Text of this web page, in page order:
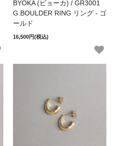
BYOKA (ビョーカ) / GR3001
G.BOULDER RING リング - ゴ
ールド
16,500円(税込)